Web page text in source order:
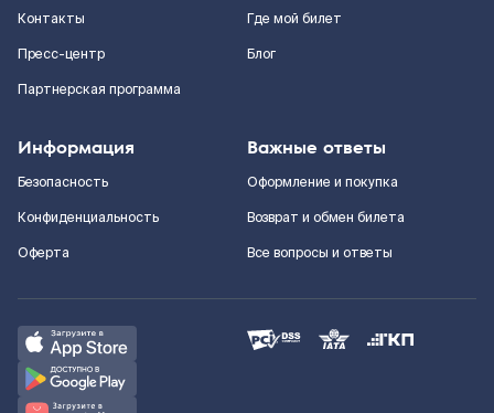
Контакты
Пресс-центр
Партнерская программа
Где мой билет
Блог
Информация
Безопасность
Конфиденциальность
Оферта
Важные ответы
Оформление и покупка
Возврат и обмен билета
Все вопросы и ответы